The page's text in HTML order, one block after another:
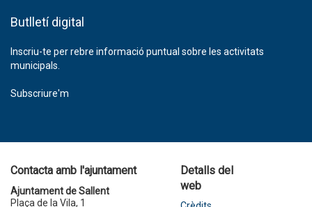
Butlletí digital
Inscriu-te per rebre informació puntual sobre les activitats
municipals.
Subscriure'm
Contacta amb l'ajuntament
Ajuntament de Sallent
Plaça de la Vila, 1
Detalls del
web